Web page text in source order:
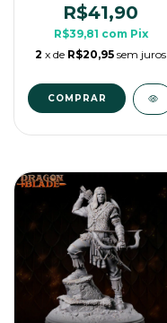
R$41,90
R$39,81 com Pix
2 x de R$20,95 sem juros